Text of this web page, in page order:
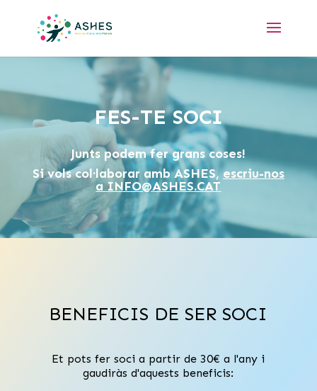
FES-TE SOCI
Junts podem fer grans coses!
Si vols col·laborar amb ASHES,escriu-nos
aINFO@ASHES.CAT
BENEFICIS DE SER SOCI
Et pots fer soci a partir de 30€ a l'any i
gaudiràs d'aquests beneficis: